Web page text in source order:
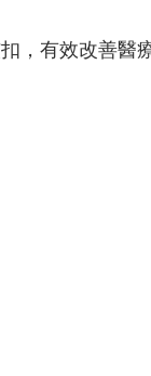
，有效改善醫